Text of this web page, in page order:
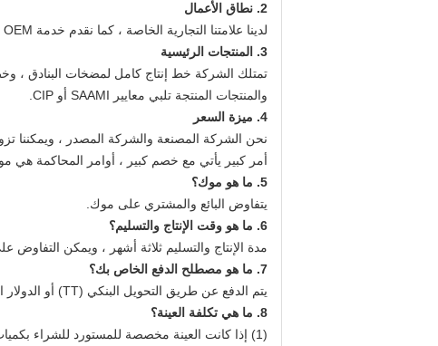
2. نطاق الأعمال
لدينا علامتنا التجارية الخاصة ، كما نقدم خدمة OEM وخدمة التصميم وخدمة شعار المشتري.
3. المنتجات الرئيسية
تمتلك الشركة خط إنتاج كامل لمضخات البنادق ،
والمنتجات المنتجة تلبي معايير SAAMI أو CIP.
4. ميزة السعر
نحن الشركة المصنعة والشركة المصدر ، ويمكننا
أمر كبير يأتي مع خصم كبير ، أوامر المحاكمة هي
5. ما هو موك؟
يتفاوض البائع والمشتري على موك.
6. ما هو وقت الإنتاج والتسليم؟
مدة الإنتاج والتسليم ثلاثة أشهر ، ويمكن التفاوض
7. ما هو مصطلح الدفع الخاص بك؟
يتم الدفع عن طريق التحويل البنكي (TT) أو الدولار الأمريكي أو اليوان الصيني.
8. ما هي تكلفة العينة؟
(1) إذا كانت العينة مخصصة للمستورد للشراء بكميات كبيرة بعد الإيداع في البلد المستورد ، فسيتم تنفيذها وفقًا لـ FOB.